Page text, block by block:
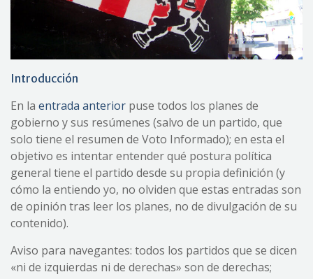
Introducción
En la entrada anterior puse todos los planes de
gobierno y sus resúmenes (salvo de un partido, que
solo tiene el resumen de Voto Informado); en esta el
objetivo es intentar entender qué postura política
general tiene el partido desde su propia definición (y
cómo la entiendo yo, no olviden que estas entradas son
de opinión tras leer los planes, no de divulgación de su
contenido).
Aviso para navegantes: todos los partidos que se dicen
«ni de izquierdas ni de derechas» son de derechas;